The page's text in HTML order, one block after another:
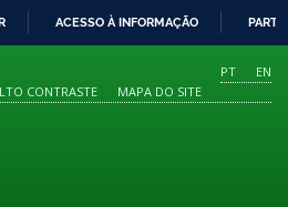
O
CONTEÚDO
ACESSO À INFORMAÇÃO
PT
EN
CONTRASTE MAPA DO SITE